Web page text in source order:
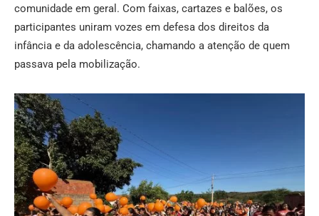
comunidade em geral. Com faixas, cartazes e balões, os
participantes uniram vozes em defesa dos direitos da
infância e da adolescência, chamando a atenção de quem
passava pela mobilização.